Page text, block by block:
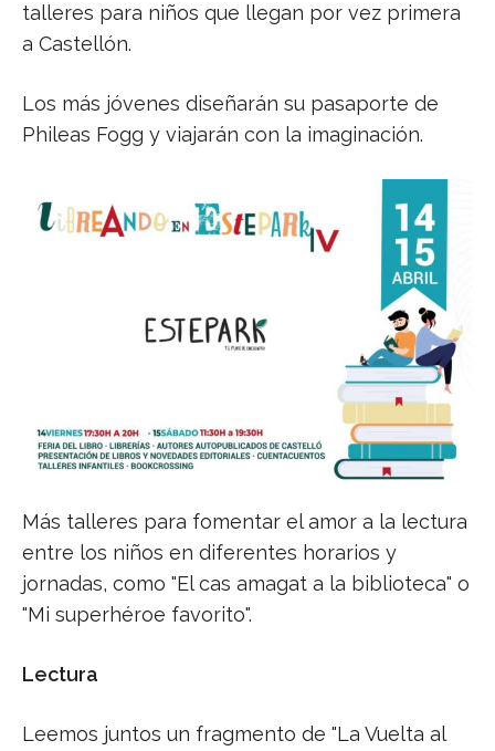
talleres para niños que llegan por vez primera
a Castellón.
Los más jóvenes diseñarán su pasaporte de
Phileas Fogg y viajarán con la imaginación.
Más talleres para fomentar el amor a la lectura
entre los niños en diferentes horarios y
jornadas, como "El cas amagat a la biblioteca" o
"Mi superhéroe favorito".
Lectura
Leemos juntos un fragmento de "La Vuelta al